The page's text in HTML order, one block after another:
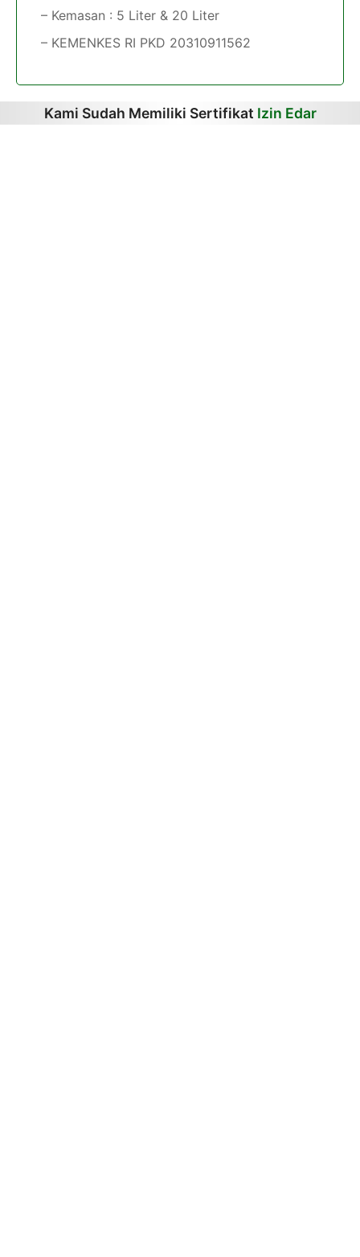
– Kemasan : 5 Liter & 20 Liter
– KEMENKES RI PKD 20310911562
Kami Sudah Memiliki Sertifikat Izin Edar